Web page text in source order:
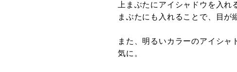
上まぶたにアイシャドウを入
まぶたにも入れることで、目が
また、明るいカラーのアイシャ
気に。